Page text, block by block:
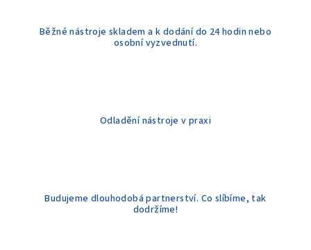
Běžné nástroje skladem a k dodání do 24 hodin nebo
osobní vyzvednutí.
Odladění nástroje v praxi
Budujeme dlouhodobá partnerství. Co slíbíme, tak
dodržíme!